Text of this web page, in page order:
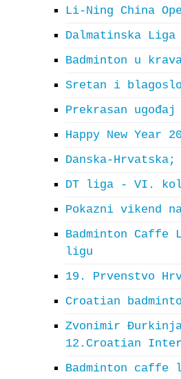
Li-Ning China
Dalmatinska Liga
Badminton u
Sretan i
Prekrasan
Happy New Year
Danska-
DT liga - VI.
Pokazni vikend
Badminton Caffe
ligu
19. Prvenstvo
Croatian
Zvonimir
12.Croatian
Badminton